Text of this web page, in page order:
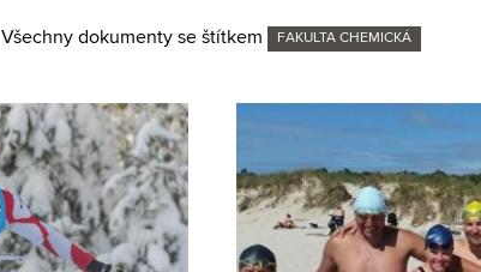
Všechny dokumenty se štítkem FAKULTA CHEMICKÁ